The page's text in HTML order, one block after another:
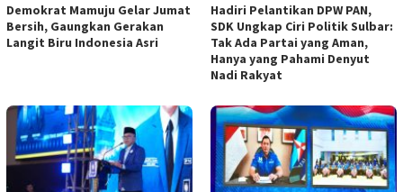
Demokrat Mamuju Gelar Jumat
Bersih, Gaungkan Gerakan
Langit Biru Indonesia Asri
Hadiri Pelantikan DPW PAN,
SDK Ungkap Ciri Politik Sulbar:
Tak Ada Partai yang Aman,
Hanya yang Pahami Denyut
Nadi Rakyat